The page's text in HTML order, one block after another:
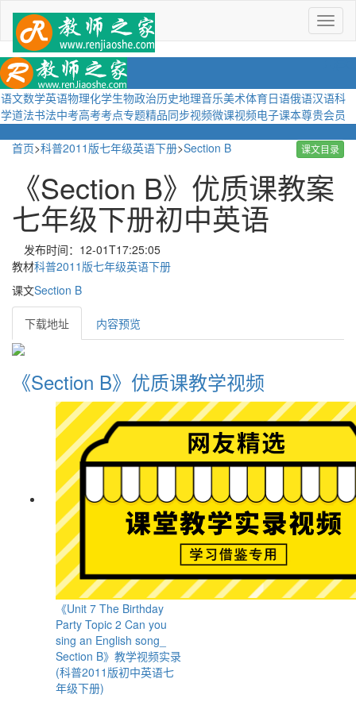
菜
单
语文数学英语物理化学生物政治历史地理音乐美术体育日语俄语汉语科
学道法书法中考高考考点专题精品同步视频微课视频电子课本尊贵会员
课文目录
首页>科普2011版七年级英语下册>Section B
《Section B》优质课教案
七年级下册初中英语
发布时间：12-01T17:25:05
教材科普2011版七年级英语下册
课文Section B
下载地址 内容预览
《Section B》优质课教学视频
《Unit 7 The Birthday
Party Topic 2 Can you
sing an English song_
Section B》教学视频实录
(科普2011版初中英语七
年级下册)